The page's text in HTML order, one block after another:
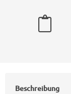
Beschreibung